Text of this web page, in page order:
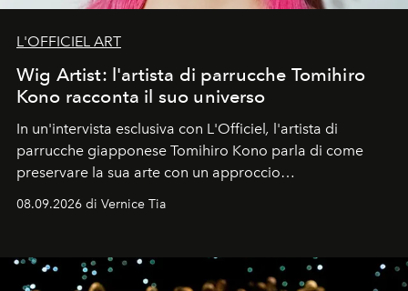
L'OFFICIEL ART
Wig Artist: l'artista di parrucche Tomihiro
Kono racconta il suo universo
In un'intervista esclusiva con L'Officiel, l'artista di
parrucche giapponese Tomihiro Kono parla di come
preservare la sua arte con un approccio
08.09.2026 di Vernice Tia